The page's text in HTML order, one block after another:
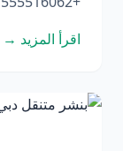
اقرأ المزيد →